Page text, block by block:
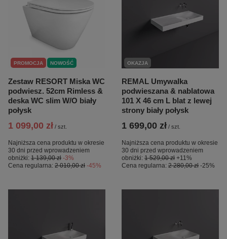
PROMOCJA NOWOŚĆ
Zestaw RESORT Miska WC
podwiesz. 52cm Rimless &
deska WC slim W/O biały
połysk
1 099,00 zł / szt.
Najniższa cena produktu w okresie
30 dni przed wprowadzeniem
obniżki: 1 139,00 zł -3%
Cena regularna: 2 010,00 zł -45%
OKAZJA
REMAL Umywalka
podwieszana & nablatowa
101 X 46 cm L blat z lewej
strony biały połysk
1 699,00 zł / szt.
Najniższa cena produktu w okresie
30 dni przed wprowadzeniem
obniżki: 1 529,00 zł +11%
Cena regularna: 2 280,00 zł -25%